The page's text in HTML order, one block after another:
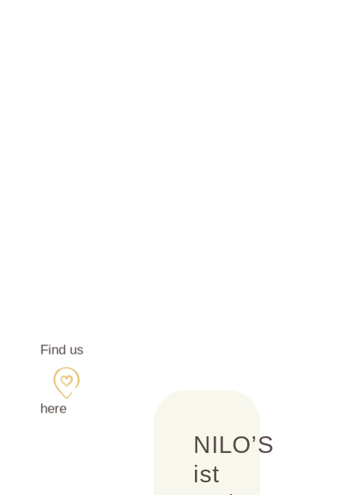
Find us
here
NILO’S
ist